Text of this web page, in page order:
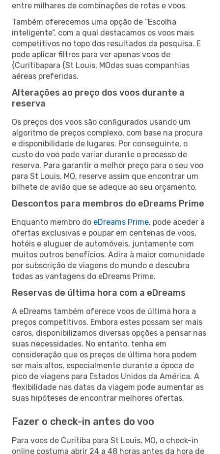
entre milhares de combinações de rotas e voos.
Também oferecemos uma opção de “Escolha
inteligente”, com a qual destacamos os voos mais
competitivos no topo dos resultados da pesquisa. E
pode aplicar filtros para ver apenas voos de
{Curitibapara {St Louis, MOdas suas companhias
aéreas preferidas.
Alterações ao preço dos voos durante a
reserva
Os preços dos voos são configurados usando um
algoritmo de preços complexo, com base na procura
e disponibilidade de lugares. Por conseguinte, o
custo do voo pode variar durante o processo de
reserva. Para garantir o melhor preço para o seu voo
para St Louis, MO, reserve assim que encontrar um
bilhete de avião que se adeque ao seu orçamento.
Descontos para membros do eDreams Prime
Enquanto membro do eDreams Prime, pode aceder a
ofertas exclusivas e poupar em centenas de voos,
hotéis e aluguer de automóveis, juntamente com
muitos outros benefícios. Adira à maior comunidade
por subscrição de viagens do mundo e descubra
todas as vantagens do eDreams Prime.
Reservas de última hora com a eDreams
A eDreams também oferece voos de última hora a
preços competitivos. Embora estes possam ser mais
caros, disponibilizamos diversas opções a pensar nas
suas necessidades. No entanto, tenha em
consideração que os preços de última hora podem
ser mais altos, especialmente durante a época de
pico de viagens para Estados Unidos da América. A
flexibilidade nas datas da viagem pode aumentar as
suas hipóteses de encontrar melhores ofertas.
Fazer o check-in antes do voo
Para voos de Curitiba para St Louis, MO, o check-in
online costuma abrir 24 a 48 horas antes da hora de